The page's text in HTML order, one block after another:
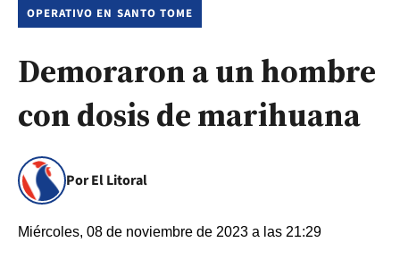
OPERATIVO EN SANTO TOME
Demoraron a un hombre
con dosis de marihuana
Por El Litoral
Miércoles, 08 de noviembre de 2023 a las 21:29